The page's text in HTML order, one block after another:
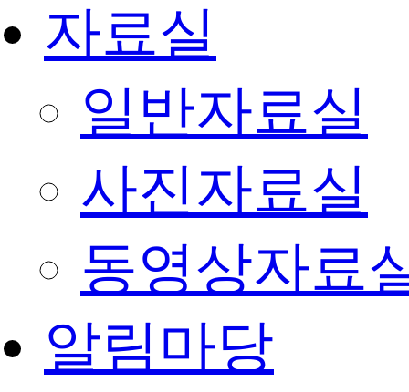
자료실
일반자료실
사진자료실
동영상자료
알림마당